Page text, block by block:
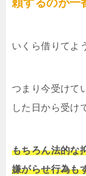
頼するのが一
いくら借りてよ
つまり今受けて
した日から受け
もちろん法的な
嫌がらせ行為も